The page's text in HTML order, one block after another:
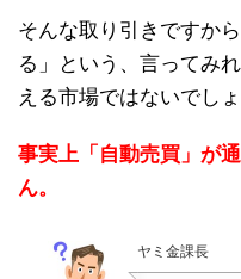
そんな取り引きですか
る」という、言ってみ
える市場ではないでしょ
事実上「自動売買」が
ん。
ヤミ金課長